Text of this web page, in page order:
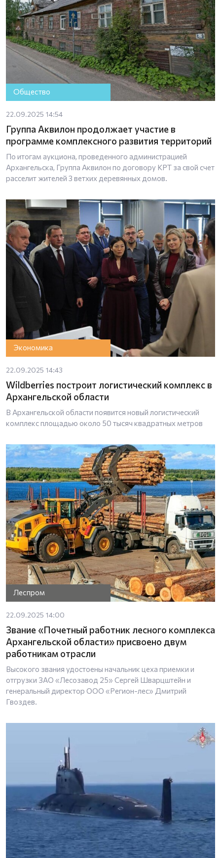
Общество
22.09.2025 14:54
Группа Аквилон продолжает участие в
программе комплексного развития территорий
По итогам аукциона, проведенного администрацией
Архангельска, Группа Аквилон по договору КРТ за свой счет
расселит жителей 3 ветхих деревянных домов.
Экономика
22.09.2025 14:43
Wildberries построит логистический комплекс в
Архангельской области
В Архангельской области появится новый логистический
комплекс площадью около 50 тысяч квадратных метров
Леспром
22.09.2025 14:00
Звание «Почетный работник лесного комплекса
Архангельской области» присвоено двум
работникам отрасли
Высокого звания удостоены начальник цеха приемки и
отгрузки ЗАО «Лесозавод 25» Сергей Шварцштейн и
генеральный директор ООО «Регион-лес» Дмитрий
Гвоздев.